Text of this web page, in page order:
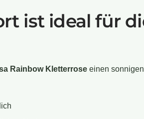
ist ideal für
Rainbow Kletterrose einen